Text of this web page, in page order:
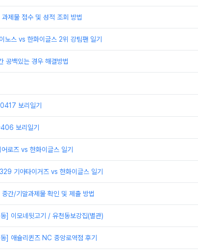
과제물 점수 및 성적 조회 방법
스 vs 한화이글스 2위 강팀팬 일기
공백있는 경우 해결방법
보리일기
보리일기
로즈 vs 한화이글스 일기
기아타이거즈 vs 한화이글스 일기
중간/기말과제물 확인 및 제출 방법
] 이모네뒷고기 / 유천동보강집(별관)
] 애슐리퀸즈 NC 중앙로역점 후기